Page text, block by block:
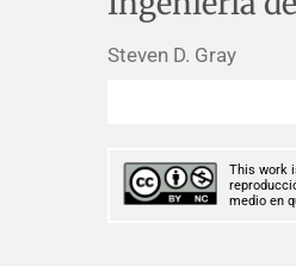
Steven D. Gray
This work
medio en